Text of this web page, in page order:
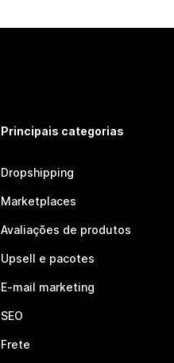
Principais categorias
Dropshipping
Marketplaces
Avaliações de produtos
Upsell e pacotes
E-mail marketing
SEO
Frete